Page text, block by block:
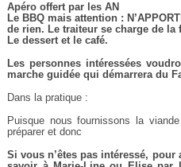
Apéro offert par les AN
Le BBQ mais attention :
de rien. Le traiteur se charge de
Le dessert et le café.
Les personnes intéressées
marche guidée qui démarrera du
Dans la pratique :
Puisque nous fournissons la
préparer et donc
Si vous n’êtes pas intéressé,